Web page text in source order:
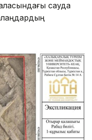
сауда